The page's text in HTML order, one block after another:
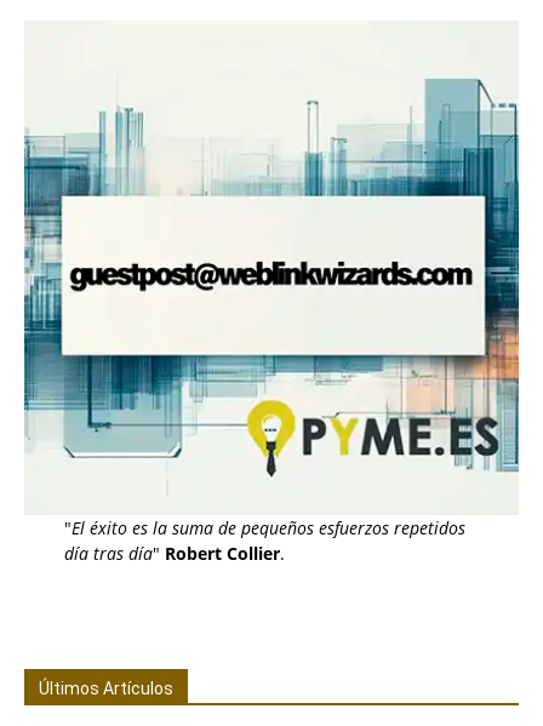
"El éxito es la suma de pequeños esfuerzos repetidos
día tras día" Robert Collier.
Últimos Artículos